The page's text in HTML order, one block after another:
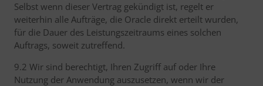
Selbst wenn dieser Vertrag gekündigt ist, regelt er
weiterhin alle Aufträge, die Oracle direkt erteilt wurden,
für die Dauer des Leistungszeitraums eines solchen
Auftrags, soweit zutreffend.
9.2 Wir sind berechtigt, Ihren Zugriff auf oder Ihre
Nutzung der Anwendung auszusetzen, wenn wir der